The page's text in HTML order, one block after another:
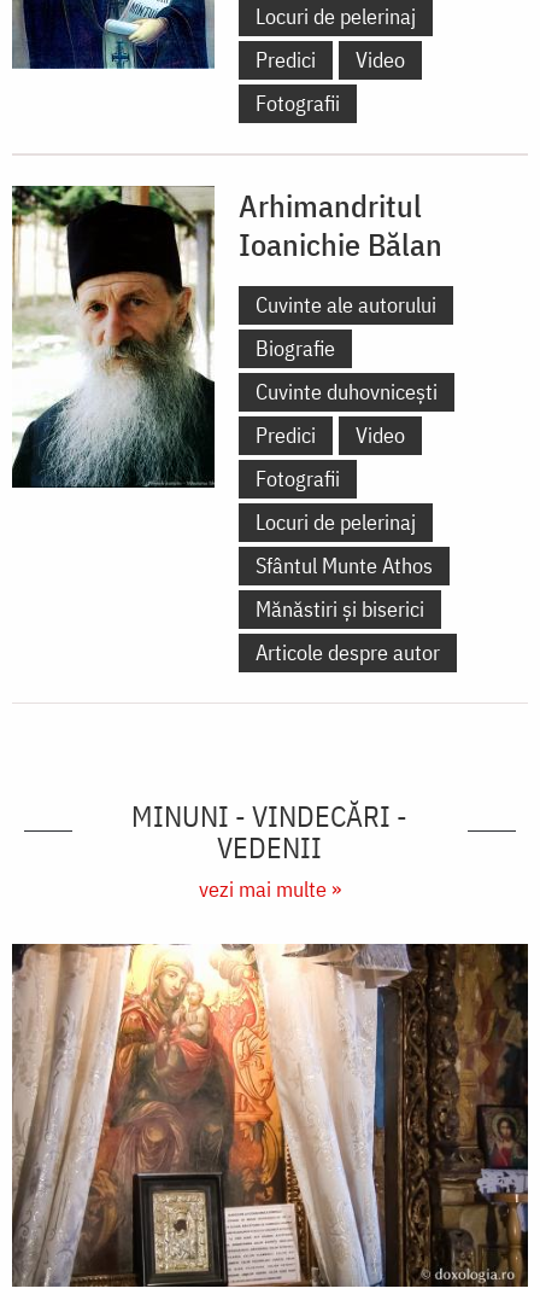
Locuri de pelerinaj
Predici
Video
Fotografii
Arhimandritul
Ioanichie Bălan
Cuvinte ale autorului
Biografie
Cuvinte duhovnicești
Predici
Video
Fotografii
Locuri de pelerinaj
Sfântul Munte Athos
Mănăstiri și biserici
Articole despre autor
MINUNI - VINDECĂRI -
VEDENII
vezi mai multe »